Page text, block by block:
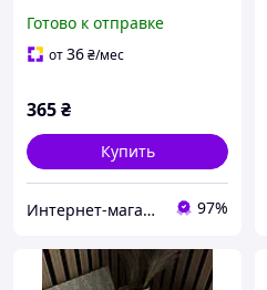
Готово к отправке
от36₴/мес
365₴
Купить
Интернет-магазин Minimalka.com - минимальные цены на одежду и обувь, нижнее белье и другие товары 97%